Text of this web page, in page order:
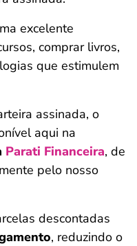
excelente
comprar livros,
que estimulem
assinada, o
aqui na
Parati Financeira, de
pelo nosso
descontadas
, reduzindo o